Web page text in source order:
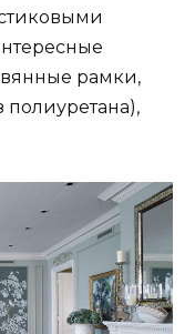
рамки,